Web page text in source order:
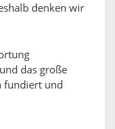
denken wir
das große
fundiert und